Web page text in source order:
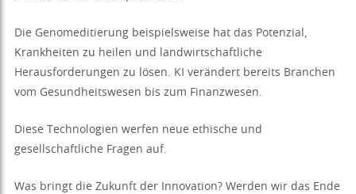
Die Genomeditierung beispielsweise hat das Potenzial,
Krankheiten zu heilen und landwirtschaftliche
Herausforderungen zu lösen. KI verändert bereits Branchen
vom Gesundheitswesen bis zum Finanzwesen.
Diese Technologien werfen neue ethische und
gesellschaftliche Fragen auf.
Was bringt die Zukunft der Innovation? Werden wir das Ende